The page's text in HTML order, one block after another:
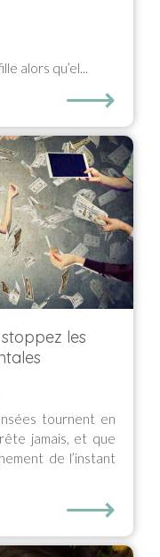
alors qu’el...
⟶
les
tournent en
jamais, et que
de l’instant
⟶